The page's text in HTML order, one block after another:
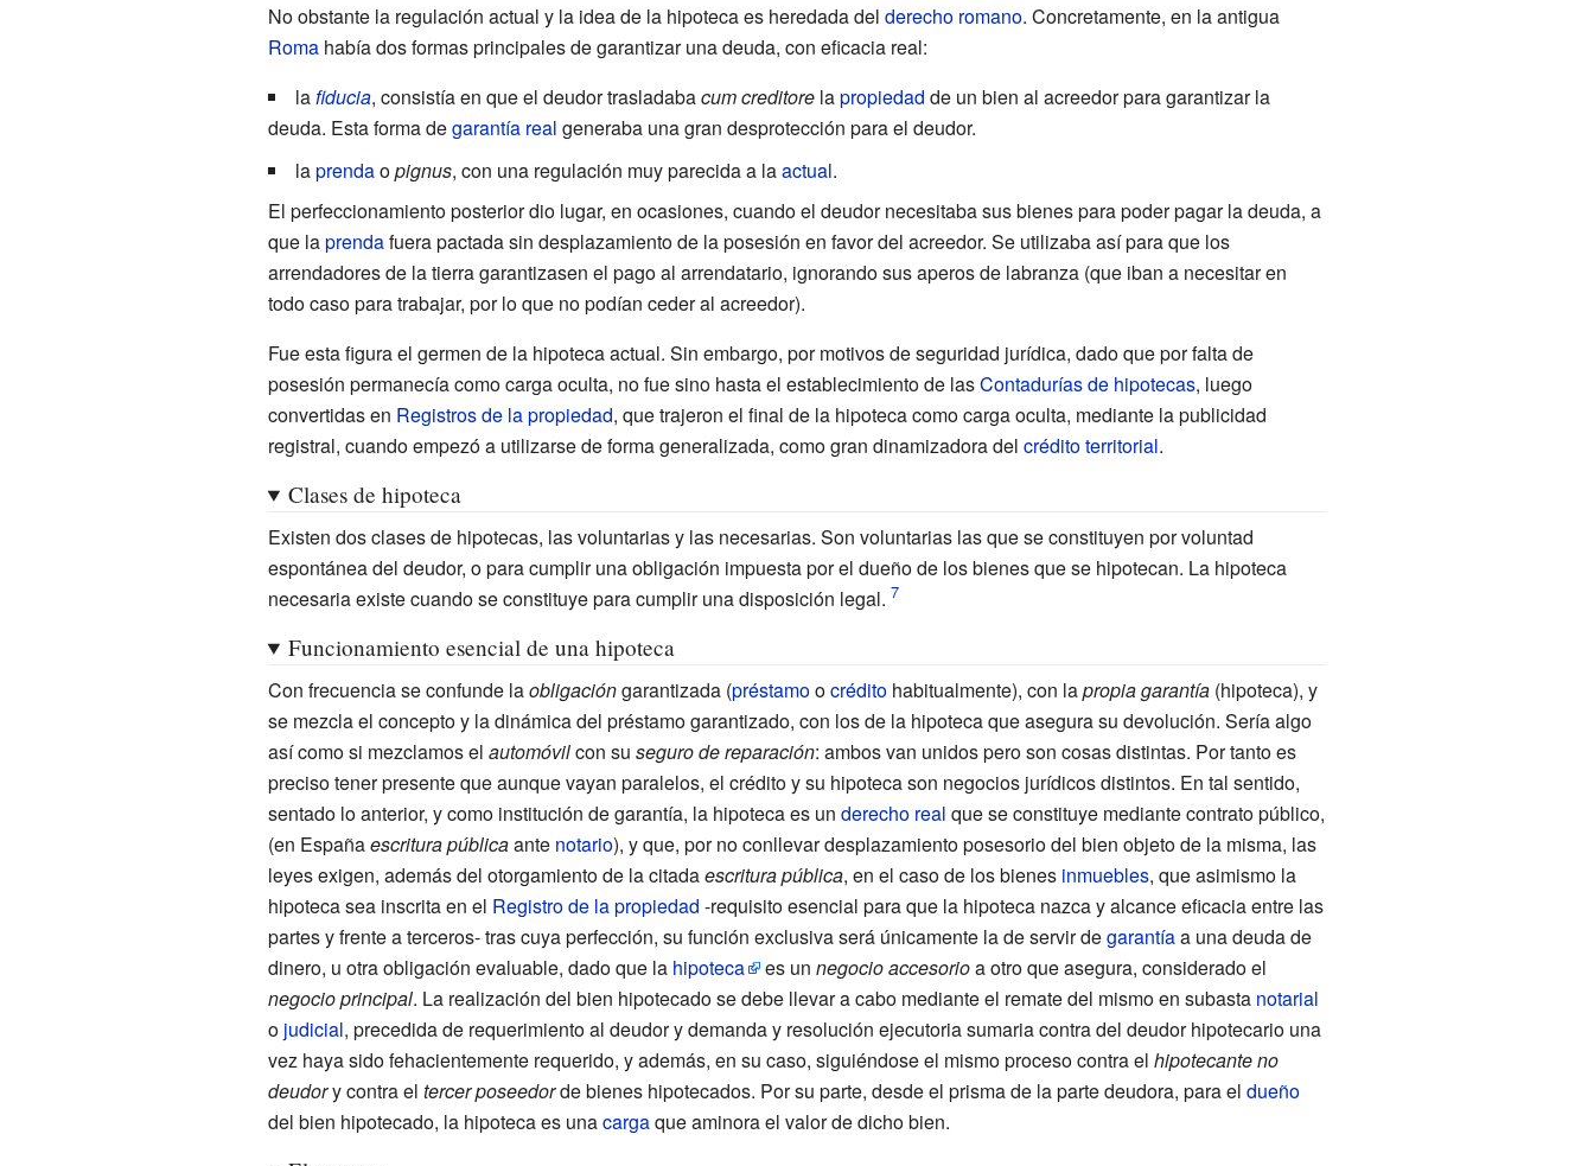
No obstante la regulación actual y la idea de la hipoteca es heredada del derecho romano. Concretamente, en la antigua
Romahabía dos formas principales de garantizar una deuda, con eficacia real:
lafiducia, consistía en que el deudor trasladabacum creditorelapropiedad de un bien al acreedor para garantizar la
deuda. Esta forma degarantía real generaba una gran desprotección para el deudor.
laprendaopignus, con una regulación muy parecida a laactual.
El perfeccionamiento posterior dio lugar, en ocasiones, cuando el deudor necesitaba sus bienes para poder pagar la deuda, a
que laprendafuera pactada sin desplazamiento de la posesión en favor del acreedor. Se utilizaba así para que los
arrendadores de la tierra garantizasen el pago al arrendatario, ignorando sus aperos de labranza (que iban a necesitar en
todo caso para trabajar, por lo que no podían ceder al acreedor).
Fue esta figura el germen de la hipoteca actual. Sin embargo, por motivos de seguridad jurídica, dado que por falta de
posesión permanecía como carga oculta, no fue sino hasta el establecimiento de lasContadurías de hipotecas, luego
convertidas en Registros de la propiedad, que trajeron el final de la hipoteca como carga oculta, mediante la publicidad
registral, cuando empezó a utilizarse de forma generalizada, como gran dinamizadora del crédito territorial.
Clases de hipoteca
Existen dos clases de hipotecas, las voluntarias y las necesarias. Son voluntarias las que se constituyen por voluntad
espontánea del deudor, o para cumplir una obligación impuesta por el dueño de los bienes que se hipotecan. La hipoteca
necesaria existe cuando se constituye para cumplir una disposición legal.
Funcionamiento esencial de una hipoteca
Con frecuencia se confunde laobligacióngarantizada (préstamoocréditohabitualmente), con lapropia garantía(hipoteca), y
se mezcla el concepto y la dinámica del préstamo garantizado, con los de la hipoteca que asegura su devolución. Sería algo
así como si mezclamos el automóvilcon su seguro de reparación: ambos van unidos pero son cosas distintas. Por tanto es
preciso tener presente que aunque vayan paralelos, el crédito y su hipoteca son negocios jurídicos distintos. En tal sentido,
sentado lo anterior, y como institución de garantía, la hipoteca es un derecho real que se constituye mediante contrato público,
(en Españaescritura públicaante notario), y que, por no conllevar desplazamiento posesorio del bien objeto de la misma, las
leyes exigen, además del otorgamiento de la citadaescritura pública, en el caso de los bienes inmuebles, que asimismo la
hipoteca sea inscrita en el Registro de la propiedad -requisito esencial para que la hipoteca nazca y alcance eficacia entre las
partes y frente a terceros- tras cuya perfección, su función exclusiva será únicamente la de servir degarantíaa una deuda de
dinero, u otra obligación evaluable, dado que la hipoteca es un negocio accesorioa otro que asegura, considerado el
negocio principal. La realización del bien hipotecado se debe llevar a cabo mediante el remate del mismo en subasta notarial
o judicial, precedida de requerimiento al deudor y demanda y resolución ejecutoria sumaria contra del deudor hipotecario una
vez haya sido fehacientemente requerido, y además, en su caso, siguiéndose el mismo proceso contra el hipotecante no
deudory contra el tercer poseedorde bienes hipotecados. Por su parte, desde el prisma de la parte deudora, para el dueño
del bien hipotecado, la hipoteca es unacargaque aminora el valor de dicho bien.